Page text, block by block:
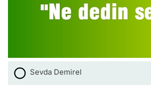
Sevda Demirel